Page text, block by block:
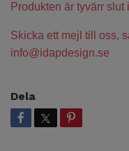
Produkten är tyvärr slut
Skicka ett mejl till oss,
info@idapdesign.se
Dela